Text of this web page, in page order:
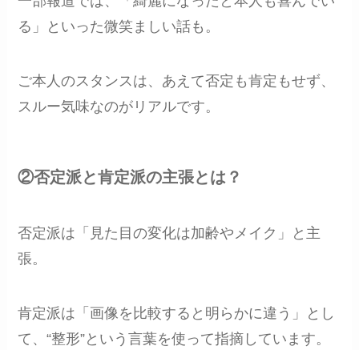
る」といった微笑ましい話も。
ご本人のスタンスは、あえて否定も肯定もせず、
スルー気味なのがリアルです。
②否定派と肯定派の主張とは？
否定派は「見た目の変化は加齢やメイク」と主
張。
肯定派は「画像を比較すると明らかに違う」とし
て、“整形”という言葉を使って指摘しています。